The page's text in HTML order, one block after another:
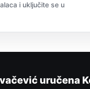
i uključite se u
uručena